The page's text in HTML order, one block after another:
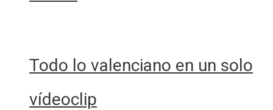
Todo lo valenciano en un solo
vídeoclip